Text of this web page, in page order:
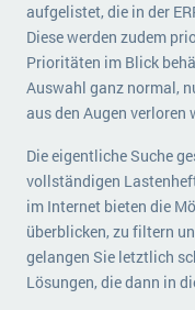
aufgelistet, die in der
Diese werden zudem
Prioritäten im Blick
Auswahl ganz normal,
aus den Augen verloren
Die eigentliche Suche
vollständigen
im Internet bieten die
überblicken, zu filtern
gelangen Sie letztlich
Lösungen, die dann in